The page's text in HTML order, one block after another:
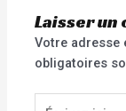
Laisser un
Votre adresse
obligatoires
Écrivez